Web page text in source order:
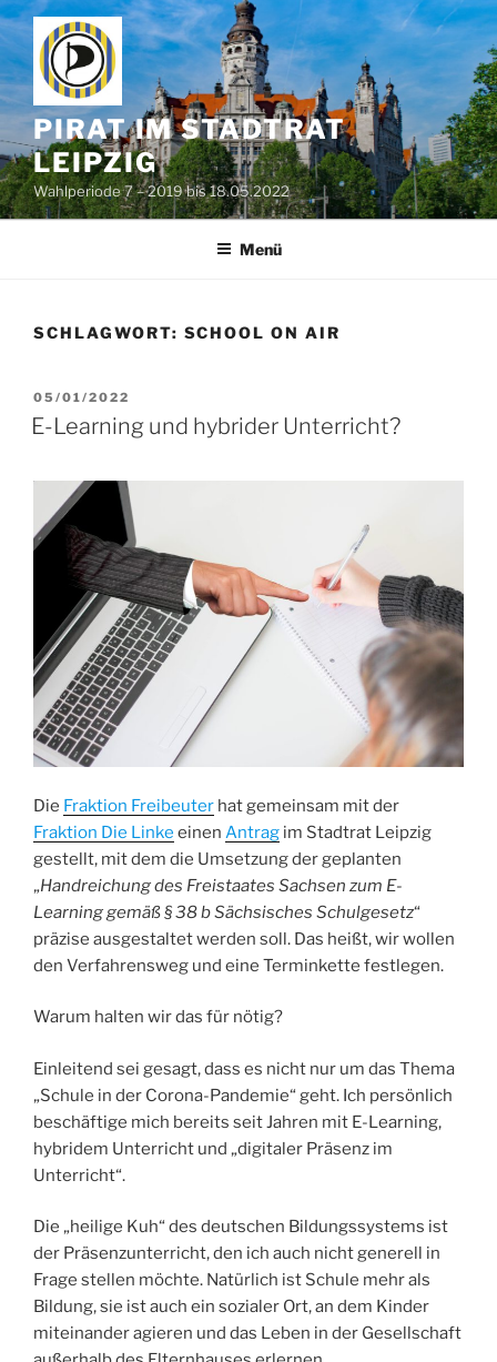
Zum
Inhalt
springen
PIRAT IM STADTRAT
LEIPZIG
Wahlperiode 7 – 2019 bis 18.05.2022
Menü
SCHLAGWORT: SCHOOL ON AIR
VERÖFFENTLICHT
AM
05/01/2022
E-Learning und hybrider Unterricht?
Die Fraktion Freibeuter hat gemeinsam mit der
Fraktion Die Linke einen Antrag im Stadtrat Leipzig
gestellt, mit dem die Umsetzung der geplanten
„Handreichung des Freistaates Sachsen zum E-
Learning gemäß § 38 b Sächsisches Schulgesetz“
präzise ausgestaltet werden soll. Das heißt, wir wollen
den Verfahrensweg und eine Terminkette festlegen.
Warum halten wir das für nötig?
Einleitend sei gesagt, dass es nicht nur um das Thema
„Schule in der Corona-Pandemie“ geht. Ich persönlich
beschäftige mich bereits seit Jahren mit E-Learning,
hybridem Unterricht und „digitaler Präsenz im
Unterricht“.
Die „heilige Kuh“ des deutschen Bildungssystems ist
der Präsenzunterricht, den ich auch nicht generell in
Frage stellen möchte. Natürlich ist Schule mehr als
Bildung, sie ist auch ein sozialer Ort, an dem Kinder
miteinander agieren und das Leben in der Gesellschaft